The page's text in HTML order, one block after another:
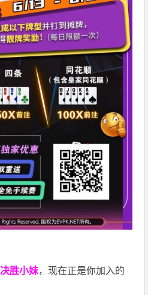
决胜小妹，现在正是你加入的